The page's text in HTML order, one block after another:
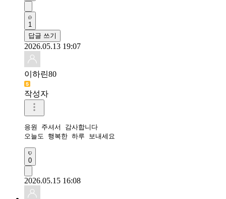
1
답글 쓰기
2026.05.13 19:07
이하린80
작성자
응원 주셔서 감사합니다
오늘도 행복한 하루 보내세요
0
2026.05.15 16:08